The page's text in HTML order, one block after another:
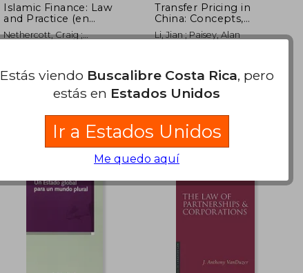
Islamic Finance: Law
and Practice (en
Inglés)
Nethercott, Craig ;
Tapa Dura, Nuevo
Transfer Pricing in
China: Concepts,
Controls, Practices,
and Audit Assessment
Li, Jian ; Paisey, Alan
Blanda, Nuevo
Estás viendo Buscalibre Costa Rica, pero
estás en Estados Unidos
Ir a Estados Unidos
Me quedo aquí